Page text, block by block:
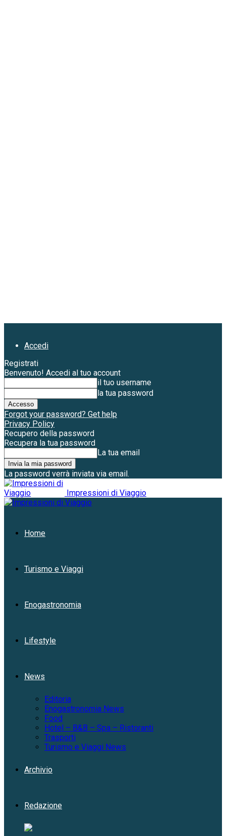
Accedi
Registrati
Benvenuto! Accedi al tuo account
il tuo username
la tua password
Forgot your password? Get help
Privacy Policy
Recupero della password
Recupera la tua password
La tua email
La password verrà inviata via email.
Impressioni di Viaggio
Home
Turismo e Viaggi
Enogastronomia
Lifestyle
News
Editoria
Enogastronomia News
Food
Hotel – B&B – Spa – Ristoranti
Trasporti
Turismo e Viaggi News
Archivio
Redazione